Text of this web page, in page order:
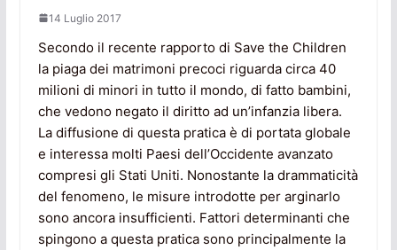
14 Luglio 2017
Secondo il recente rapporto di Save the Children
la piaga dei matrimoni precoci riguarda circa 40
milioni di minori in tutto il mondo, di fatto bambini,
che vedono negato il diritto ad un’infanzia libera.
La diffusione di questa pratica è di portata globale
e interessa molti Paesi dell’Occidente avanzato
compresi gli Stati Uniti. Nonostante la drammaticità
del fenomeno, le misure introdotte per arginarlo
sono ancora insufficienti. Fattori determinanti che
spingono a questa pratica sono principalmente la